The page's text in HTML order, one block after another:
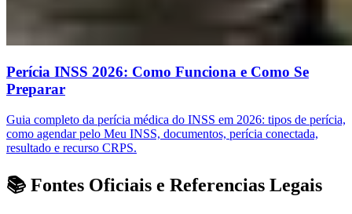
Perícia INSS 2026: Como Funciona e Como Se
Preparar
Guia completo da perícia médica do INSS em 2026: tipos de perícia,
como agendar pelo Meu INSS, documentos, perícia conectada,
resultado e recurso CRPS.
📚 Fontes Oficiais e Referencias Legais